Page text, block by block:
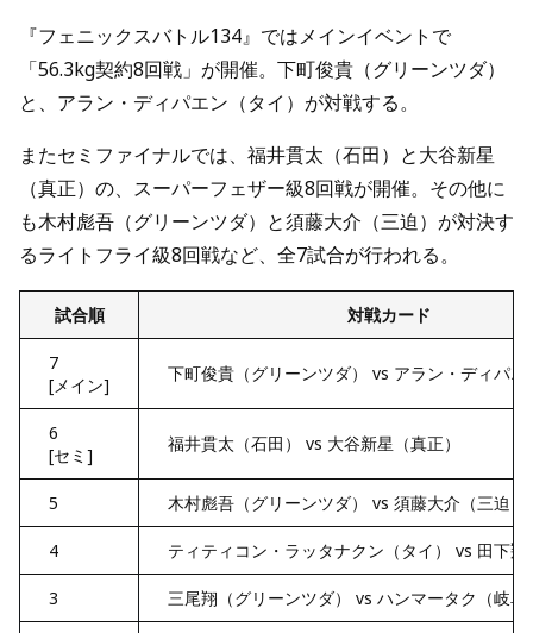
『フェニックスバトル134』ではメインイベントで
「56.3kg契約8回戦」が開催。下町俊貴（グリーンツダ）
と、アラン・ディパエン（タイ）が対戦する。
またセミファイナルでは、福井貫太（石田）と大谷新星
（真正）の、スーパーフェザー級8回戦が開催。その他に
も木村彪吾（グリーンツダ）と須藤大介（三迫）が対決す
るライトフライ級8回戦など、全7試合が行われる。
試合順 対戦カード
7
[メイン]
下町俊貴（グリーンツダ） vs アラン・ディパエ
6
[セミ]
福井貫太（石田） vs 大谷新星（真正）
5 木村彪吾（グリーンツダ） vs 須藤大介（三迫）
4 ティティコン・ラッタナクン（タイ） vs 田下翔
3 三尾翔（グリーンツダ） vs ハンマータク（岐阜